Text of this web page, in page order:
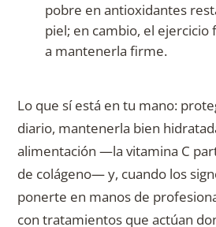
pobre en antioxidantes
piel; en cambio, el ejercicio
a mantenerla firme.
Lo que sí está en tu mano:
diario, mantenerla bien
alimentación —la vitamina C
de colágeno— y, cuando los
ponerte en manos de
con tratamientos que actúan